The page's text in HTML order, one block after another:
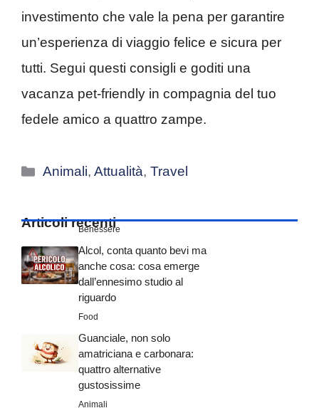
investimento che vale la pena per garantire
un’esperienza di viaggio felice e sicura per
tutti. Segui questi consigli e goditi una
vacanza pet-friendly in compagnia del tuo
fedele amico a quattro zampe.
Categorie
Animali,Attualità,Travel
Articoli recenti
Benessere
Alcol, conta quanto bevi ma
anche cosa: cosa emerge
dall’ennesimo studio al
riguardo
Food
Guanciale, non solo
amatriciana e carbonara:
quattro alternative
gustosissime
Animali